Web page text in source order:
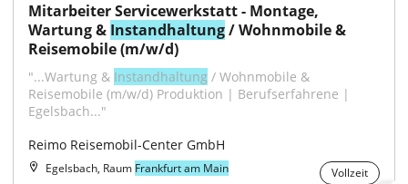
Mitarbeiter Servicewerkstatt - Montage,
Wartung & Instandhaltung / Wohnmobile &
Reisemobile (m/w/d)
"...Wartung & Instandhaltung / Wohnmobile &
Reisemobile (m/w/d) Produktion | Berufserfahrene |
Egelsbach..."
Reimo Reisemobil-Center GmbH
Egelsbach, Raum Frankfurt am Main Vollzeit